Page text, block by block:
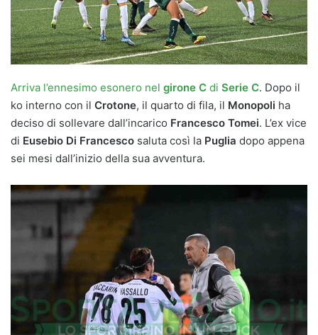
Arriva l’ennesimo esonero nel girone C di Serie C. Dopo il
ko interno con il Crotone, il quarto di fila, il Monopoli ha
deciso di sollevare dall’incarico Francesco Tomei. L’ex vice
di Eusebio Di Francesco saluta così la Puglia dopo appena
sei mesi dall’inizio della sua avventura.